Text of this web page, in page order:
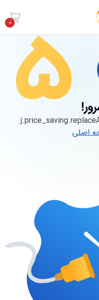
0
اصلی